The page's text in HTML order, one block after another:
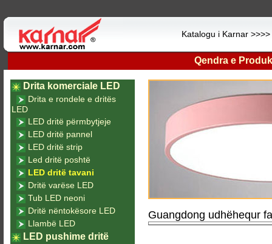
Katalogu i Karnar >>>>
Qendra e
Guangdong udhëhequr
Drita komerciale LED
Drita e rondele e dritës
LED
LED dritë përmbytjeje
LED dritë pannel
LED dritë strip
Led dritë poshtë
LED dritë tavani
Dritë varëse LED
Tub LED neoni
Dritë nëntokësore LED
Llambë LED
LED pushime dritë